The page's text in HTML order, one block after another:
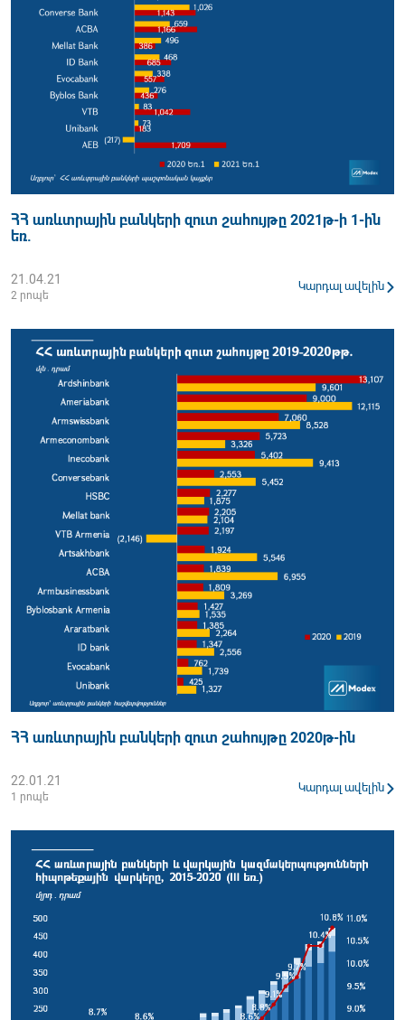
ՀՀ առևտրային բանկերի զուտ շահույթը 2021թ-ի 1-ին
եռ.
21.04.21
2 րոպե
Կարդալ ավելին
ՀՀ առևտրային բանկերի զուտ շահույթը 2020թ-ին
22.01.21
1 րոպե
Կարդալ ավելին